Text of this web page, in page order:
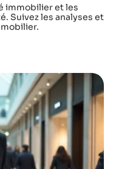
immobilier et les
Suivez les analyses et